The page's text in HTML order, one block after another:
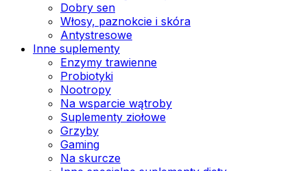
Dobry sen
Włosy, paznokcie i skóra
Antystresowe
Inne suplementy
Enzymy trawienne
Probiotyki
Nootropy
Na wsparcie wątroby
Suplementy ziołowe
Grzyby
Gaming
Na skurcze